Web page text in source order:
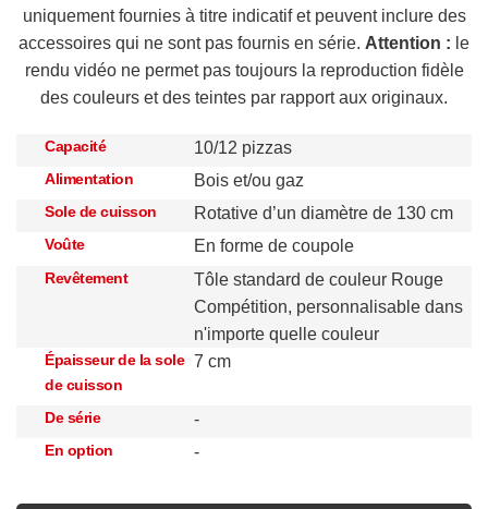
uniquement fournies à titre indicatif et peuvent inclure des
accessoires qui ne sont pas fournis en série. Attention : le
rendu vidéo ne permet pas toujours la reproduction fidèle
des couleurs et des teintes par rapport aux originaux.
Capacité 10/12 pizzas
Alimentation Bois et/ou gaz
Sole de cuisson Rotative d’un diamètre de 130 cm
Voûte En forme de coupole
Revêtement
Tôle standard de couleur Rouge
Compétition, personnalisable dans
n'importe quelle couleur
Épaisseur de la sole
de cuisson
7 cm
De série -
En option -